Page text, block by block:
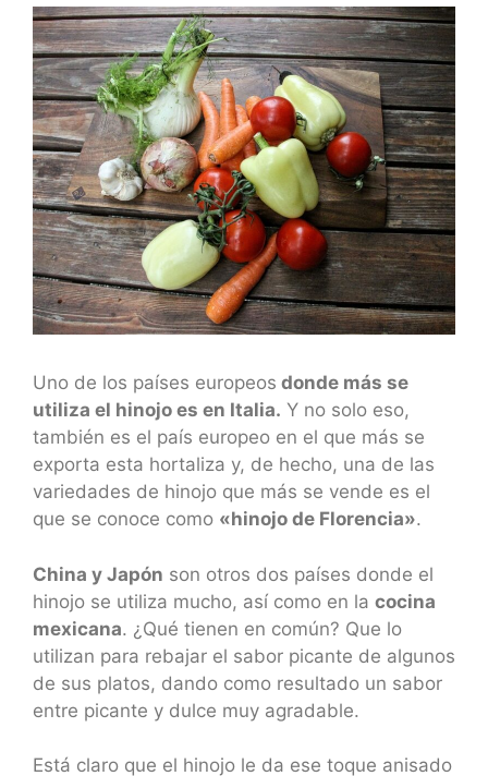
Uno de los países europeos donde más se
utiliza el hinojo es en Italia. Y no solo eso,
también es el país europeo en el que más se
exporta esta hortaliza y, de hecho, una de las
variedades de hinojo que más se vende es el
que se conoce como «hinojo de Florencia».
China y Japón son otros dos países donde el
hinojo se utiliza mucho, así como en la cocina
mexicana. ¿Qué tienen en común? Que lo
utilizan para rebajar el sabor picante de algunos
de sus platos, dando como resultado un sabor
entre picante y dulce muy agradable.
Está claro que el hinojo le da ese toque anisado